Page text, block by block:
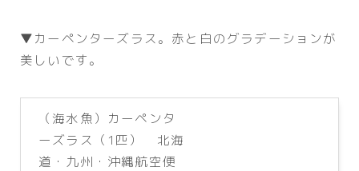
▼カーペンターズラス。赤と白のグラデーションが
美しいです。
（海水魚）カーペンタ
ーズラス（1匹） 北海
道・九州・沖縄航空便